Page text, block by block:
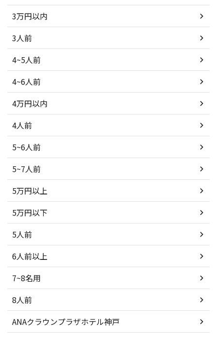
3万円以内
3人前
4~5人前
4~6人前
4万円以内
4人前
5~6人前
5~7人前
5万円以上
5万円以下
5人前
6人前以上
7~8名用
8人前
ANAクラウンプラザホテル神戸